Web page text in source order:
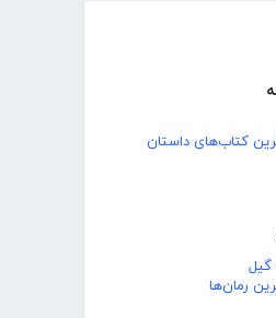
کتاب‌های داستان
گیل
رمان‌ها